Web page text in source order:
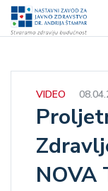
Skoči
VIDEO
NOVA